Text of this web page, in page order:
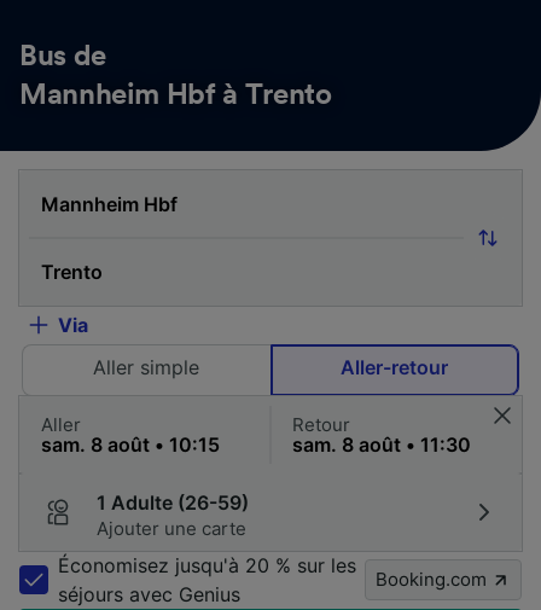
Bus de
Mannheim Hbf à Trento
Via
Aller simple
Aller-retour
Aller Retour
1 Adulte (26-59)
Ajouter une carte
Économisez jusqu'à 20 % sur les
séjours avec Genius
Booking.com